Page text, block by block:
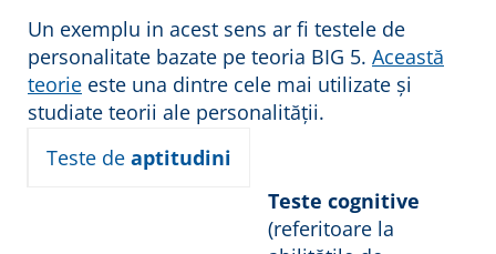
Un exemplu in acest sens ar fi testele de
personalitate bazate pe teoria BIG 5. Această
teorie este una dintre cele mai utilizate și
studiate teorii ale personalității.
Teste de aptitudini
Teste cognitive
(referitoare la